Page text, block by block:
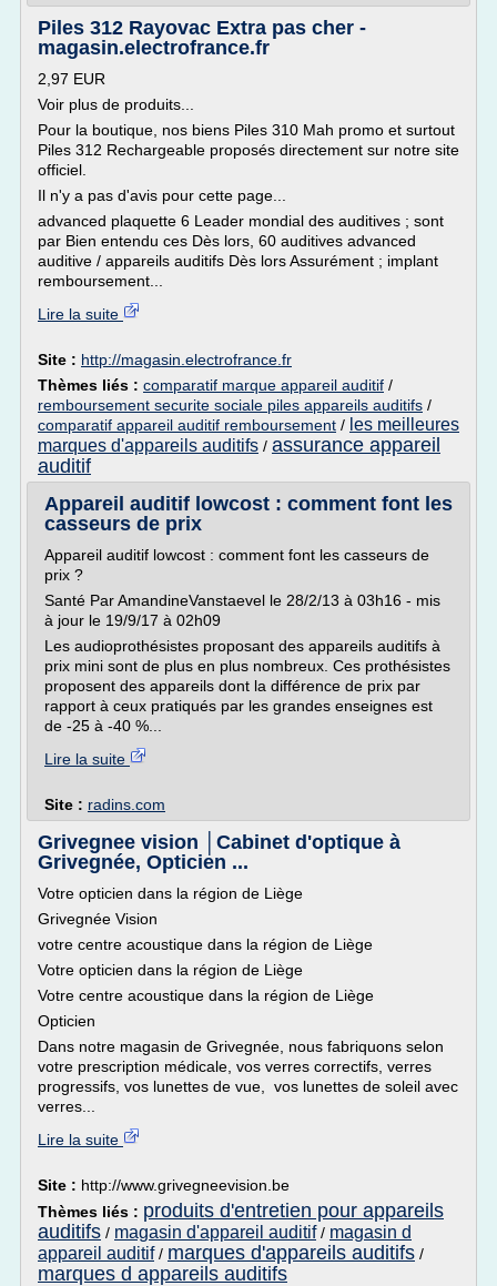
Piles 312 Rayovac Extra pas cher -
magasin.electrofrance.fr
2,97 EUR
Voir plus de produits...
Pour la boutique, nos biens Piles 310 Mah promo et surtout
Piles 312 Rechargeable proposés directement sur notre site
officiel.
Il n'y a pas d'avis pour cette page...
advanced plaquette 6 Leader mondial des auditives ; sont
par Bien entendu ces Dès lors, 60 auditives advanced
auditive / appareils auditifs Dès lors Assurément ; implant
remboursement...
Lire la suite
Site : http://magasin.electrofrance.fr
Thèmes liés : comparatif marque appareil auditif /
remboursement securite sociale piles appareils auditifs /
comparatif appareil auditif remboursement / les meilleures
marques d'appareils auditifs / assurance appareil
auditif
Appareil auditif lowcost : comment font les
casseurs de prix
Appareil auditif lowcost : comment font les casseurs de
prix ?
Santé Par AmandineVanstaevel le 28/2/13 à 03h16 - mis
à jour le 19/9/17 à 02h09
Les audioprothésistes proposant des appareils auditifs à
prix mini sont de plus en plus nombreux. Ces prothésistes
proposent des appareils dont la différence de prix par
rapport à ceux pratiqués par les grandes enseignes est
de -25 à -40 %...
Lire la suite
Site : radins.com
Grivegnee vision │Cabinet d'optique à
Grivegnée, Opticien ...
Votre opticien dans la région de Liège
Grivegnée Vision
votre centre acoustique dans la région de Liège
Votre opticien dans la région de Liège
Votre centre acoustique dans la région de Liège
Opticien
Dans notre magasin de Grivegnée, nous fabriquons selon
votre prescription médicale, vos verres correctifs, verres
progressifs, vos lunettes de vue, vos lunettes de soleil avec
verres...
Lire la suite
Site : http://www.grivegneevision.be
Thèmes liés : produits d'entretien pour appareils
auditifs / magasin d'appareil auditif/ magasin d
appareil auditif/ marques d'appareils auditifs /
marques d appareils auditifs